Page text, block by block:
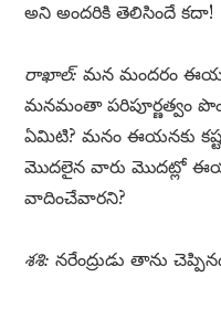
అని అందరికి తెలిసిందే కదా!
రాఖాల్:మన మందరం
మనమంతా పరిపూర్ణత్వం
ఏమిటి? మనం ఈయనకు
మొదలైన వారు మొదట్లో
వాదించేవారని?
శశి: నరేంద్రుడు తాను